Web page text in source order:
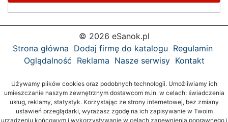
© 2026 eSanok.pl
Strona główna Dodaj firmę do katalogu Regulamin
Oglądalność Reklama Nasze serwisy Kontakt
Używamy plików cookies oraz podobnych technologii. Umożliwiamy ich
umieszczanie naszym zewnętrznym dostawcom m.in. w celach: świadczenia
usług, reklamy, statystyk. Korzystając ze strony internetowej, bez zmiany
ustawień przeglądarki, wyrażasz zgodę na ich zapisywanie w Twoim
urządzeniu końcowym i wykorzystywanie w celach zapewnienia poprawnego i